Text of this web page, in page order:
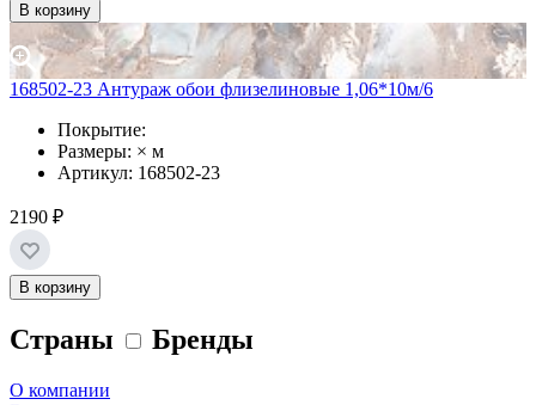
В корзину
168502-23 Антураж обои флизелиновые 1,06*10м/6
Покрытие:
Размеры: × м
Артикул: 168502-23
2190 ₽
В корзину
Страны Бренды
О компании